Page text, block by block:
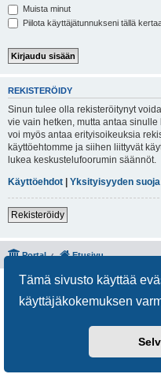
Tämä sivusto käyttää
käyttäjäkokemuksen
Muista minut
Piilota käyttäjätunnukseni tällä
REKISTERÖIDY
Sinun tulee olla rekisteröitynyt
vie vain hetken, mutta antaa
voi myös antaa erityisoikeuksia
käyttöehtomme ja siihen liittyvät
lukea keskustelufoorumin säännöt.
Käyttöehdot | Yksityisyyden suoja
Rekisteröidy
Portal Etusivu
Keskustelufoorumin ohjelmisto
Käännös: phpBB